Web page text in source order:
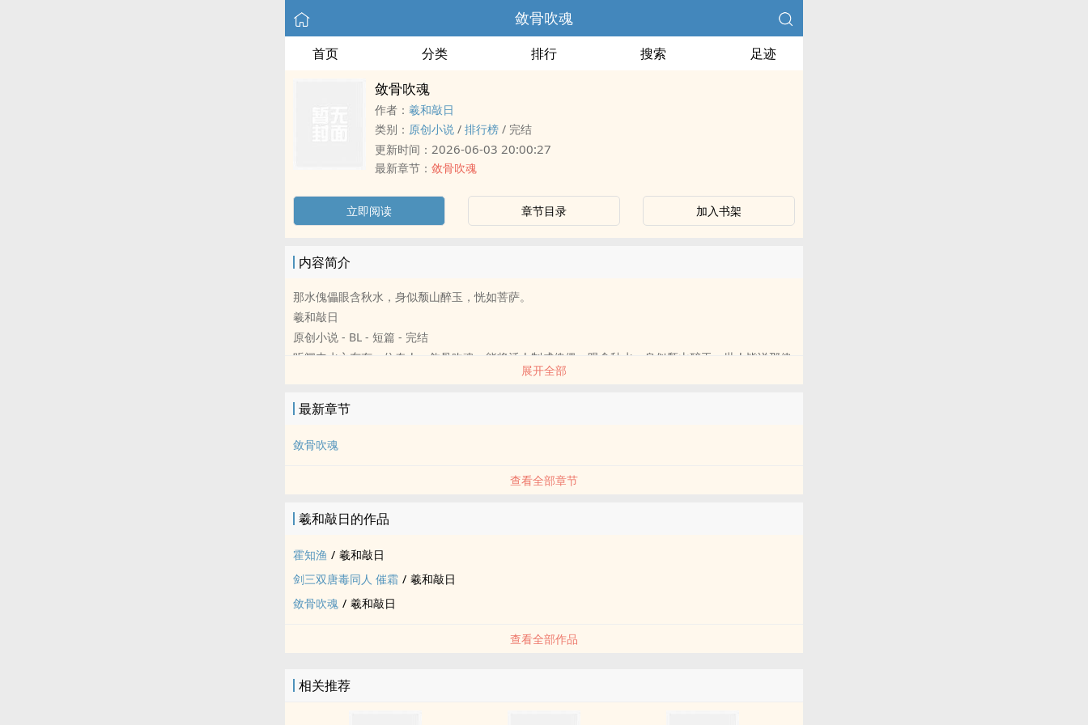
敛骨吹魂
首页 分类 排行 搜索 足迹
敛骨吹魂
作者： 羲和敲日
类别： 原创小说 / 排行榜 / 完结
更新时间： 2026-06-03 20:00:27
最新章节： 敛骨吹魂
立即阅读 章节目录 加入书架
内容简介
那水傀儡眼含秋水，身似颓山醉玉，恍如菩萨。
羲和敲日
原创小说 - BL - 短篇 - 完结
听闻丰水之东有一位奇人，敛骨吹魂，能将活人制成傀儡，眼含秋水，身似颓山醉玉，世人皆说那傀
展开全部
最新章节
敛骨吹魂
查看全部章节
羲和敲日的作品
霍知渔 / 羲和敲日
剑三双唐毒‍同‌‍‎人‎‌ 催霜 / 羲和敲日
敛骨吹魂 / 羲和敲日
查看全部作品
相关推荐